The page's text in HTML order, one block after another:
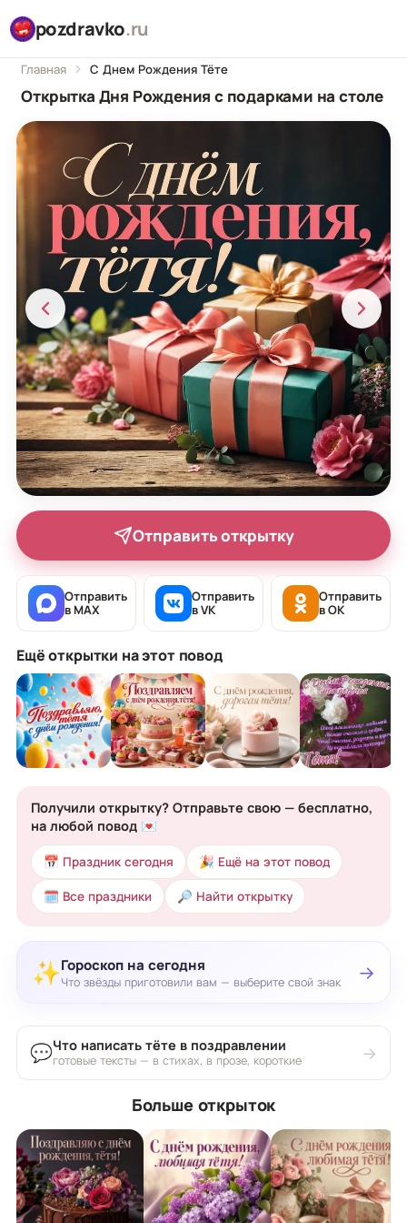
pozdravko.ru
Главная С Днем Рождения Тёте
Открытка Дня Рождения с подарками на столе
Отправить открытку
Отправить
в MAX
Отправить
в VK
Отправить
в OK
Ещё открытки на этот повод
Получили открытку? Отправьте свою — бесплатно,
на любой повод 💌
📅 Праздник сегодня 🎉 Ещё на этот повод
🗓 Все праздники 🔎 Найти открытку
✨Гороскоп на сегодня
Что звёзды приготовили вам — выберите свой знак →
💬Что написать тёте в поздравлении
готовые тексты — в стихах, в прозе, короткие →
Больше открыток